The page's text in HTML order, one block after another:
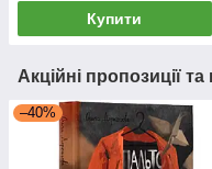
Купити
Акційні пропозиції
–40%